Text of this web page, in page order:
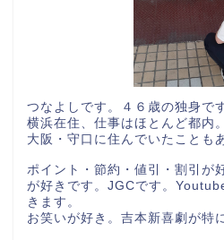
つなよしです。４６歳の独身で
横浜在住、仕事はほとんど都内
大阪・守口に住んでいたことも
ポイント・節約・値引・割引が
が好きです。JGCです。
きます。
お笑いが好き。吉本新喜劇が特